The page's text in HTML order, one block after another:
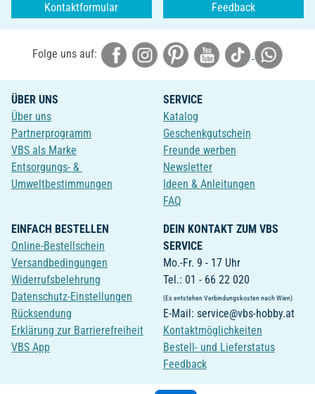
Kontaktformular Feedback
Folge uns auf:
ÜBER UNS
Über uns
Partnerprogramm
VBS als Marke
Entsorgungs- &
Umweltbestimmungen
SERVICE
Katalog
Geschenkgutschein
Freunde werben
Newsletter
Ideen & Anleitungen
FAQ
EINFACH BESTELLEN
Online-Bestellschein
Versandbedingungen
Widerrufsbelehrung
Datenschutz-Einstellungen
Rücksendung
Erklärung zur Barrierefreiheit
VBS App
DEIN KONTAKT ZUM VBS
SERVICE
Mo.-Fr. 9 - 17 Uhr
Tel.: 01 - 66 22 020
(Es entstehen Verbindungskosten nach Wien)
E-Mail: service@vbs-hobby.at
Kontaktmöglichkeiten
Bestell- und Lieferstatus
Feedback